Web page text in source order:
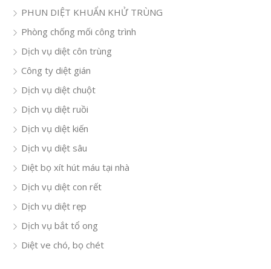
PHUN DIỆT KHUẨN KHỬ TRÙNG
Phòng chống mối công trình
Dịch vụ diệt côn trùng
Công ty diệt gián
Dịch vụ diệt chuột
Dịch vụ diệt ruồi
Dịch vụ diệt kiến
Dịch vụ diệt sâu
Diệt bọ xít hút máu tại nhà
Dịch vụ diệt con rết
Dịch vụ diệt rẹp
Dịch vụ bắt tổ ong
Diệt ve chó, bọ chét